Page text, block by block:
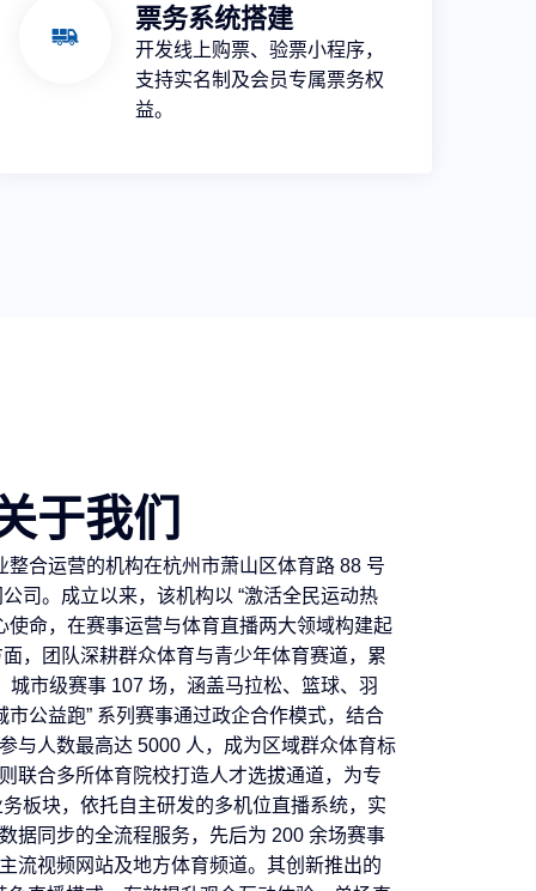
票务系统搭建
开发线上购票、验票小程序，
支持实名制及会员专属票务权
益。
于我们
合运营的机构在杭州市萧山区体育路 88 号
司。成立以来，该机构以 “激活全民运动热
使命，在赛事运营与体育直播两大领域构建起
，团队深耕群众体育与青少年体育赛道，累
城市级赛事 107 场，涵盖马拉松、篮球、羽
市公益跑” 系列赛事通过政企合作模式，结合
与人数最高达 5000 人，成为区域群众体育标
联合多所体育院校打造人才选拔通道，为专
板块，依托自主研发的多机位直播系统，实
据同步的全流程服务，先后为 200 余场赛事
流视频网站及地方体育频道。其创新推出的